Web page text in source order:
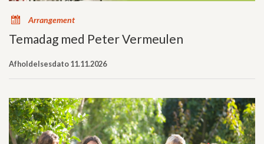
x Arrangement
Temadag med Peter Vermeulen
Afholdelsesdato 11.11.2026